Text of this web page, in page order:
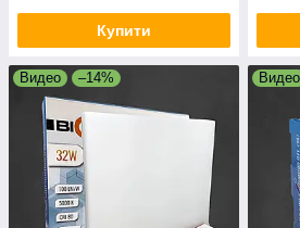
Купити
Видео –14% Видео